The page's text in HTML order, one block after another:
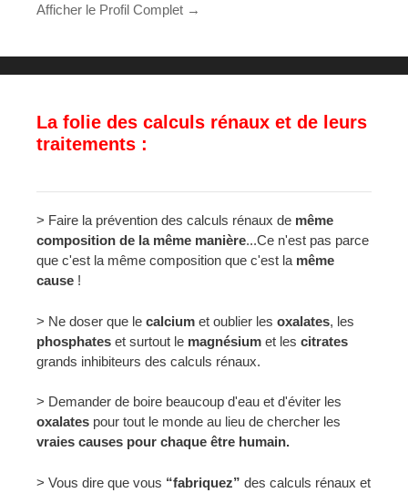
Afficher le Profil Complet →
La folie des calculs rénaux et de leurs
traitements :
> Faire la prévention des calculs rénaux de même
composition de la même manière...Ce n'est pas parce
que c'est la même composition que c'est la même
cause !
> Ne doser que le calcium et oublier les oxalates, les
phosphates et surtout le magnésium et les citrates
grands inhibiteurs des calculs rénaux.
> Demander de boire beaucoup d'eau et d'éviter les
oxalates pour tout le monde au lieu de chercher les
vraies causes pour chaque être humain.
> Vous dire que vous “fabriquez” des calculs rénaux et